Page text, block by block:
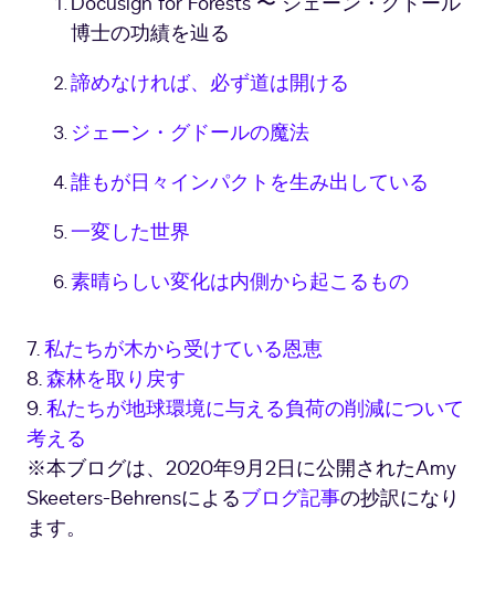
博士の功績を辿る
諦めなければ、必ず道は開ける
ジェーン・グドールの魔法
誰もが日々インパクトを生み出している
一変した世界
素晴らしい変化は内側から起こるもの
7.私たちが木から受けている恩恵
8.森林を取り戻す
9.私たちが地球環境に与える負荷の削減について
考える
※本ブログは、2020年9月2日に公開されたAmy
Skeeters-Behrensによるブログ記事の抄訳になり
ます。